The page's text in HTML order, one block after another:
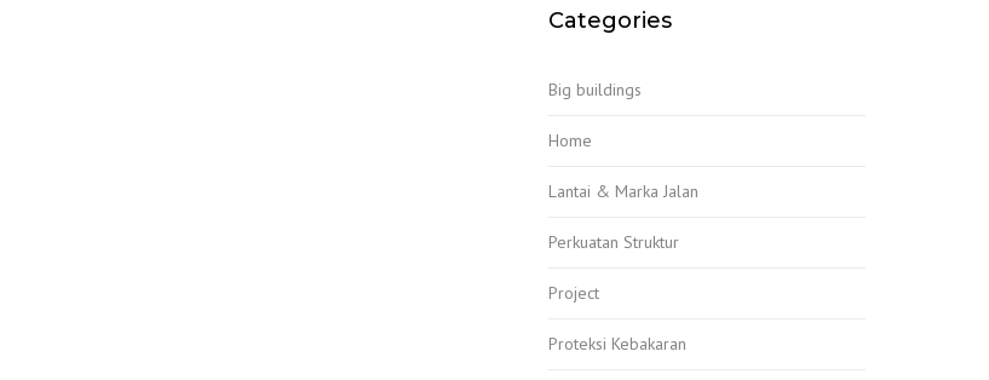
Categories
Big buildings
Home
Lantai & Marka Jalan
Perkuatan Struktur
Project
Proteksi Kebakaran